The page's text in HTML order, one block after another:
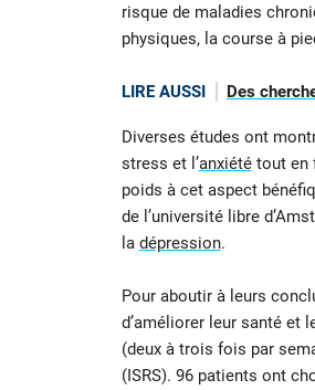
risque de maladies
physiques, la course à
LIRE AUSSI Des
Diverses études ont
stress et l’anxiététout en
poids à cet aspect
de l’université libre
la dépression.
Pour aboutir à leurs
d’améliorer leur santé et
(deux à trois fois par
(ISRS). 96 patients ont